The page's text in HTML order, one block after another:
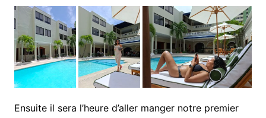
Ensuite il sera l’heure d’aller manger notre premier